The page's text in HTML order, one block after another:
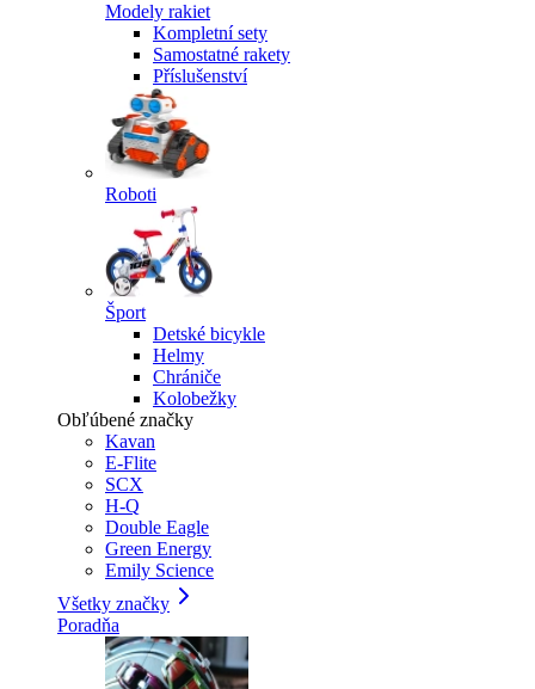
Modely rakiet
Kompletní sety
Samostatné rakety
Příslušenství
Roboti
Šport
Detské bicykle
Helmy
Chrániče
Kolobežky
Obľúbené značky
Kavan
E-Flite
SCX
H-Q
Double Eagle
Green Energy
Emily Science
Všetky značky
Poradňa